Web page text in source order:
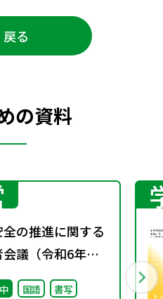
戻る
の資料
の推進に関する
議（令和6年
2回 配付資料
中 国語
書写